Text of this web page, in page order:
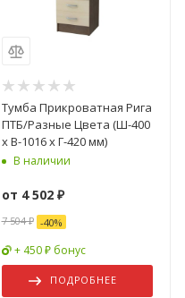
Тумба Прикроватная Рига
ПТБ/Разные Цвета (Ш-400
х В-1016 х Г-420 мм)
В наличии
от 4 502 ₽
7 504 ₽ -40%
+ 450 ₽ бонус
ПОДРОБНЕЕ